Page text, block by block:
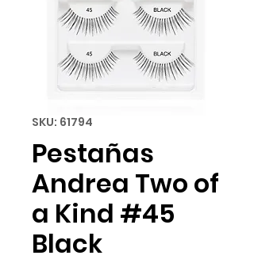
SKU: 61794
Pestañas
Andrea Two of
a Kind #45
Black